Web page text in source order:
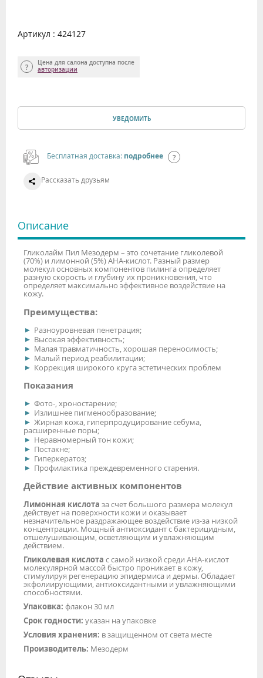
Артикул : 424127
Цена для салона доступна после
авторизации
УВЕДОМИТЬ
Бесплатная доставка: подробнее
Рассказать друзьям
Описание
Гликолайм Пил Мезодерм – это сочетание гликолевой
(70%) и лимонной (5%) АНА-кислот. Разный размер
молекул основных компонентов пилинга определяет
разную скорость и глубину их проникновения, что
определяет максимально эффективное воздействие на
кожу.
Преимущества:
Разноуровневая пенетрация;
Высокая эффективность;
Малая травматичность, хорошая переносимость;
Малый период реабилитации;
Коррекция широкого круга эстетических проблем
Показания
Фото-, хроностарение;
Излишнее пигменообразование;
Жирная кожа, гиперпродуцирование себума,
расширенные поры;
Неравномерный тон кожи;
Постакне;
Гиперкератоз;
Профилактика преждевременного старения.
Действие активных компонентов
Лимонная кислота за счет большого размера молекул
действует на поверхности кожи и оказывает
незначительное раздражающее воздействие из-за низкой
концентрации. Мощный антиоксидант с бактерицидным,
отшелушивающим, осветляющим и увлажняющим
действием.
Гликолевая кислота с самой низкой среди АНА-кислот
молекулярной массой быстро проникает в кожу,
стимулируя регенерацию эпидермиса и дермы. Обладает
экфолиирующими, антиоксидантными и увлажняющими
способностями.
Упаковка: флакон 30 мл
Срок годности: указан на упаковке
Условия хранения: в защищенном от света месте
Производитель: Мезодерм